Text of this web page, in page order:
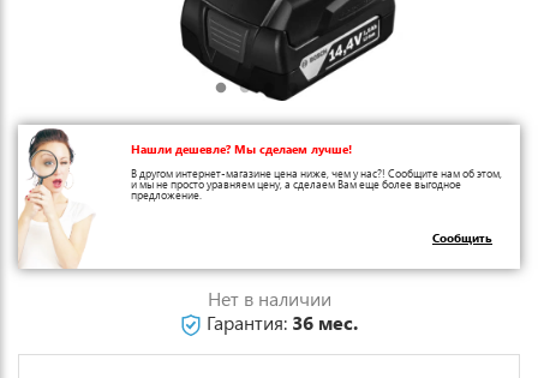
Нашли дешевле? Мы сделаем лучше!
В другом интернет-магазине цена ниже, чем у нас?! Сообщите нам об этом,
и мы не просто уравняем цену, а сделаем Вам еще более выгодное
предложение.
Сообщить
Нет в наличии
Гарантия: 36 мес.